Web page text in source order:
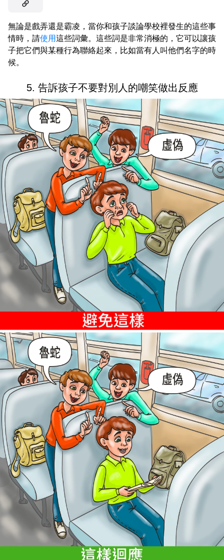
無論是戲弄還是霸凌，當你和孩子談論學校裡發生的這些事
情時，請使用這些詞彙。這些詞是非常消極的，它可以讓孩
子把它們與某種行為聯絡起來，比如當有人叫他們名字的時
候。
5. 告訴孩子不要對別人的嘲笑做出反應